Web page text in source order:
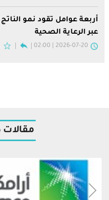
أربعة عوامل تقود نمو
عبر الرعاية الصحية
2026-07-20 | 02:00